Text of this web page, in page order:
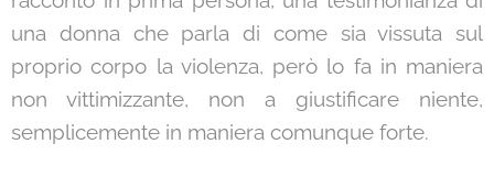
una donna che parla di come sia vissuta sul
proprio corpo la violenza, però lo fa in maniera
non vittimizzante, non a giustificare niente,
semplicemente in maniera comunque forte.